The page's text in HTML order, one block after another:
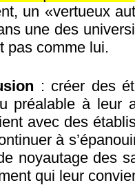
un «vertueux
une des
pas comme lui.
: créer des
préalable à leur
avec des
à
noyautage des
qui leur